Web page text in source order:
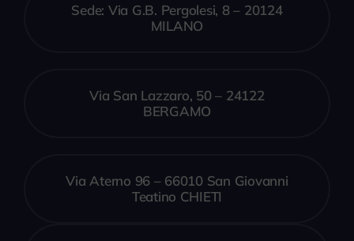
Sede: Via G.B. Pergolesi, 8 – 20124
MILANO
Via San Lazzaro, 50 – 24122
BERGAMO
Via Aterno 96 – 66010 San Giovanni
Teatino CHIETI